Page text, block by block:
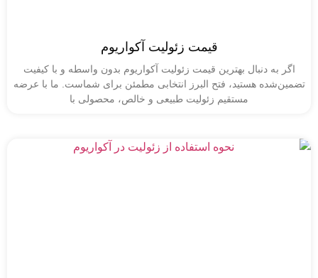
قیمت زئولیت آکواریوم
به دنبال بهترین قیمت زئولیت آکواریوم بدون واسطه و با کیفیت
هستید، فتح البرز انتخابی مطمئن برای شماست. ما با عرضه
مستقیم زئولیت طبیعی و خالص، محصولی با